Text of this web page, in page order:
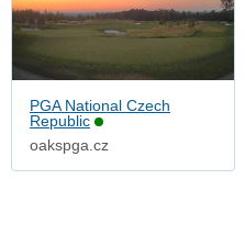
PGA National Czech
Republic
oakspga.cz